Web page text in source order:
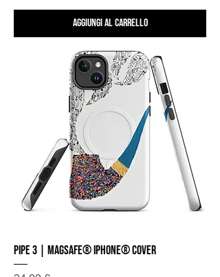
Aggiungi al carrello
Pipe 3 | MagSafe® iPhone® Cover